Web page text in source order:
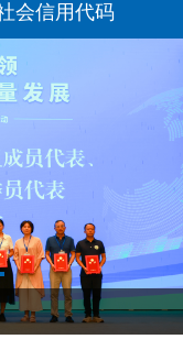
会信用代码